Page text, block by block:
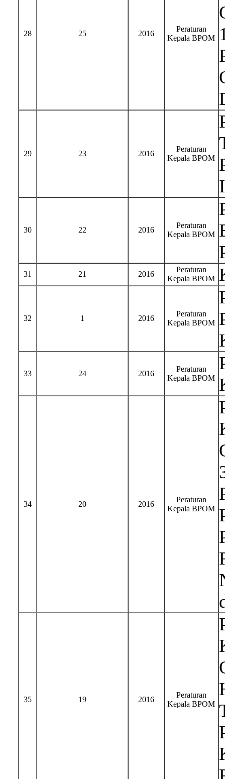
28 25 2016
Peraturan
Kepala BPOM
29 23 2016
Peraturan
Kepala BPOM
30 22 2016
Peraturan
Kepala BPOM
31 21 2016
Peraturan
Kepala BPOM
32 1 2016
Peraturan
Kepala BPOM
33 24 2016
Peraturan
Kepala BPOM
34 20 2016
Peraturan
Kepala BPOM
35 19 2016
Peraturan
Kepala BPOM